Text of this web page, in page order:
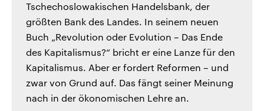
Tschechoslowakischen Handelsbank, der
größten Bank des Landes. In seinem neuen
Buch „Revolution oder Evolution – Das Ende
des Kapitalismus?“ bricht er eine Lanze für den
Kapitalismus. Aber er fordert Reformen – und
zwar von Grund auf. Das fängt seiner Meinung
nach in der ökonomischen Lehre an.